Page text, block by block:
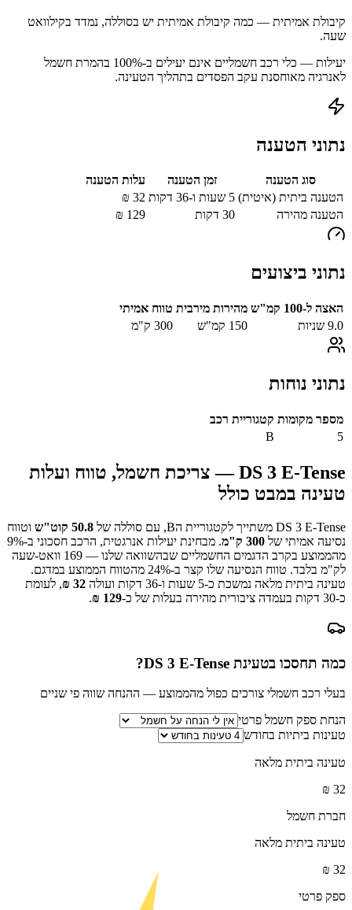
קיבולת אמיתית — כמה קיבולת אמיתית יש בסוללה, נמדד בקילוואט
שעה.
יעילות — כלי רכב חשמליים אינם יעילים ב-100% בהמרת חשמל
לאנרגיה מאוחסנת עקב הפסדים בתהליך הטעינה.
נתוני הטענה
סוג הטענה זמן הטענה
עלות הטענה
הטענה ביתית (איטית) 5 שעות ו-36 דקות 32
₪
הטענה מהירה
30 דקות 129
₪
נתוני ביצועים
האצה ל-100 קמ"ש מהירות מירבית טווח אמיתי
9.0 שניות 150 קמ"ש 300 ק"מ
נתוני נוחות
מספר מקומות קטגוריית רכב
5
B
DS 3 E-Tense— צריכת חשמל, טווח ועלות
טעינה במבט כולל
DS 3 E-Tense משתייך לקטגוריית הB, עם סוללה של 50.8 קוט"ש וטווח
נסיעה אמיתי של 300 ק"מ. מבחינת יעילות אנרגטית, הרכב חסכוני ב- 9%
מהממוצע בקרב הדגמים החשמליים שבהשוואה שלנו — 169 וואט-שעה
לק"מ בלבד. טווח הנסיעה שלו קצר ב- 24% מהטווח הממוצע במדגם.
טעינה ביתית מלאה נמשכת כ-5 שעות ו-36 דקות ועולה 32
₪, לעומת
כ-30 דקות בעמדה ציבורית מהירה בעלות של כ-129
₪
.
כמה תחסכו בטעינת DS 3 E-Tense
?
בעלי רכב חשמלי צורכים כפול מהממוצע — ההנחה שווה פי שניים
הנחת ספק חשמל פרטי
טעינות ביתיות בחודש
טעינה ביתית מלאה
32
₪
חברת חשמל
טעינה ביתית מלאה
32
₪
ספק פרטי